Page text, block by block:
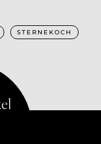
STERNEKOCH